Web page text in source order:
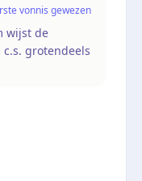
vonnis gewezen
wijst de
grotendeels